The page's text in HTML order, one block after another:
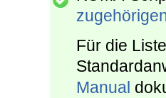
Für die
Manual